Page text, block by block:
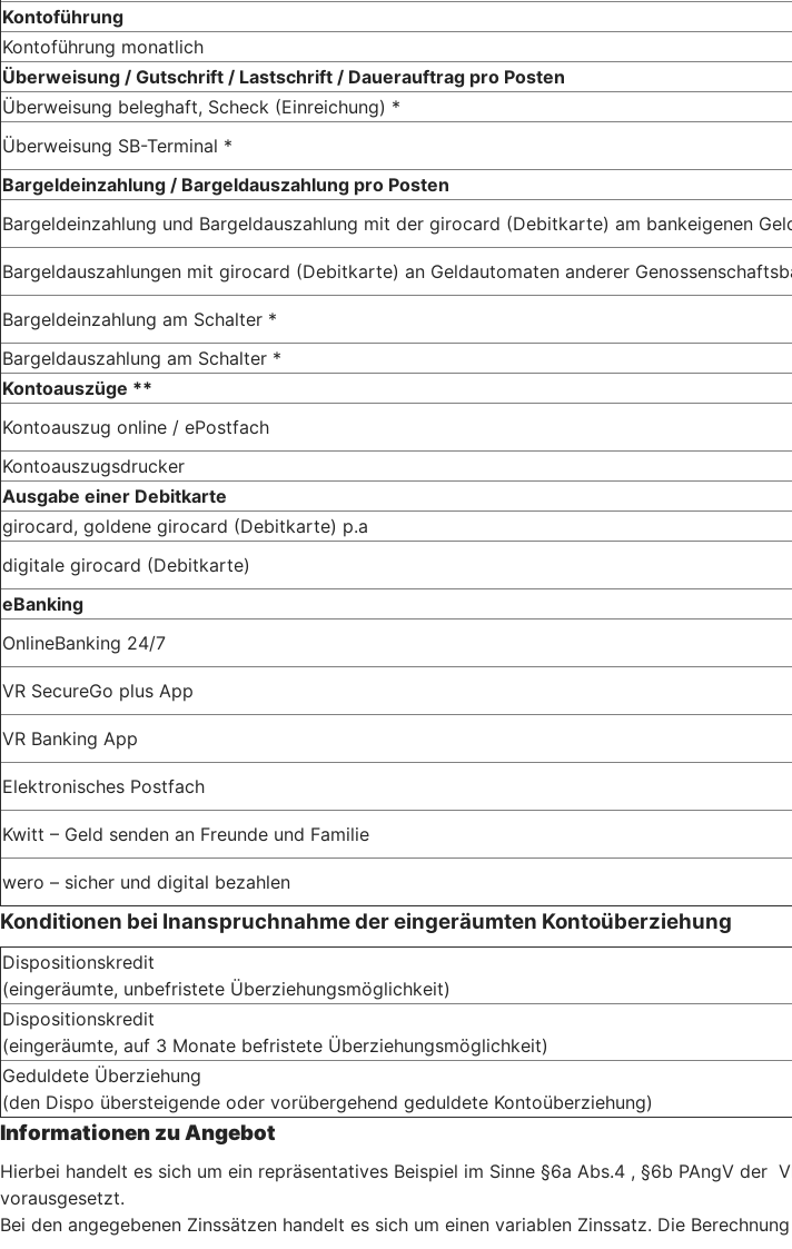
Kontoführung
Kontoführung monatlich
Überweisung / Gutschrift / Lastschrift / Dauerauftrag pro Posten
Überweisung beleghaft, Scheck (Einreichung) *
Überweisung SB-Terminal *
Bargeldeinzahlung / Bargeldauszahlung pro Posten
Bargeldeinzahlung und Bargeldauszahlung mit der girocard (Debitkarte) am bankeigenen
Bargeldauszahlungen mit girocard (Debitkarte) an Geldautomaten anderer
Bargeldeinzahlung am Schalter *
Bargeldauszahlung am Schalter *
Kontoauszüge **
Kontoauszug online / ePostfach
Kontoauszugsdrucker
Ausgabe einer Debitkarte
girocard, goldene girocard (Debitkarte) p.a
digitale girocard (Debitkarte)
eBanking
OnlineBanking 24/7
VR SecureGo plus App
VR Banking App
Elektronisches Postfach
Kwitt – Geld senden an Freunde und Familie
wero – sicher und digital bezahlen
Konditionen bei Inanspruchnahme der eingeräumten Kontoüberziehung
Dispositionskredit
(eingeräumte, unbefristete Überziehungsmöglichkeit)
Dispositionskredit
(eingeräumte, auf 3 Monate befristete Überziehungsmöglichkeit)
Geduldete Überziehung
(den Dispo übersteigende oder vorübergehend geduldete Kontoüberziehung)
Informationen zu Angebot
Hierbei handelt es sich um ein repräsentatives Beispiel im Sinne §6a Abs.4 , §6b PAngV
vorausgesetzt.
Bei den angegebenen Zinssätzen handelt es sich um einen variablen Zinssatz. Die